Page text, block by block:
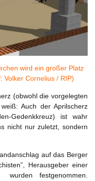
wird ein großer Platz
Volker Cornelius / RIP)
(obwohl die vorgelegten
Auch der Aprilscherz
Gedenkkreuz) ist wahr
nicht nur zuletzt, sondern
auf das Berger
Herausgeber einer
wurden festgenommen.